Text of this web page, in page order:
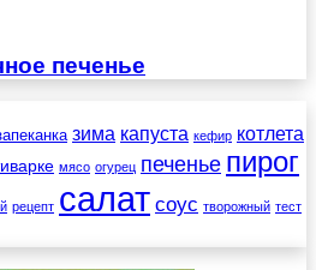
печенье
зима капуста кефир котлета
мясо огурец печенье пирог
рецепт салат соус творожный тест